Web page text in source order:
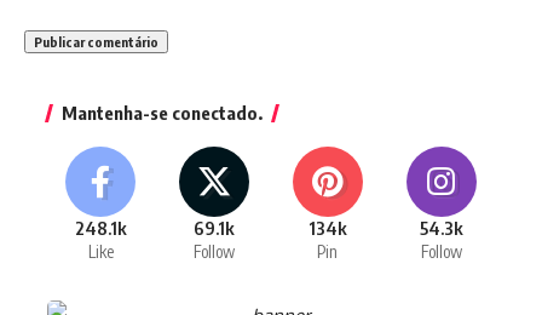
Mantenha-se conectado.
248.1k
Like
69.1k
Follow
134k
Pin
54.3k
Follow